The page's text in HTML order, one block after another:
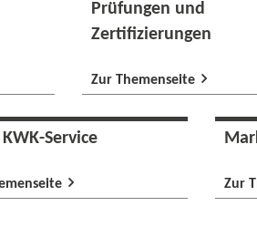
Prüfungen und
Zertifizierungen
Zur Themenseite
KWK-​Service
Zur